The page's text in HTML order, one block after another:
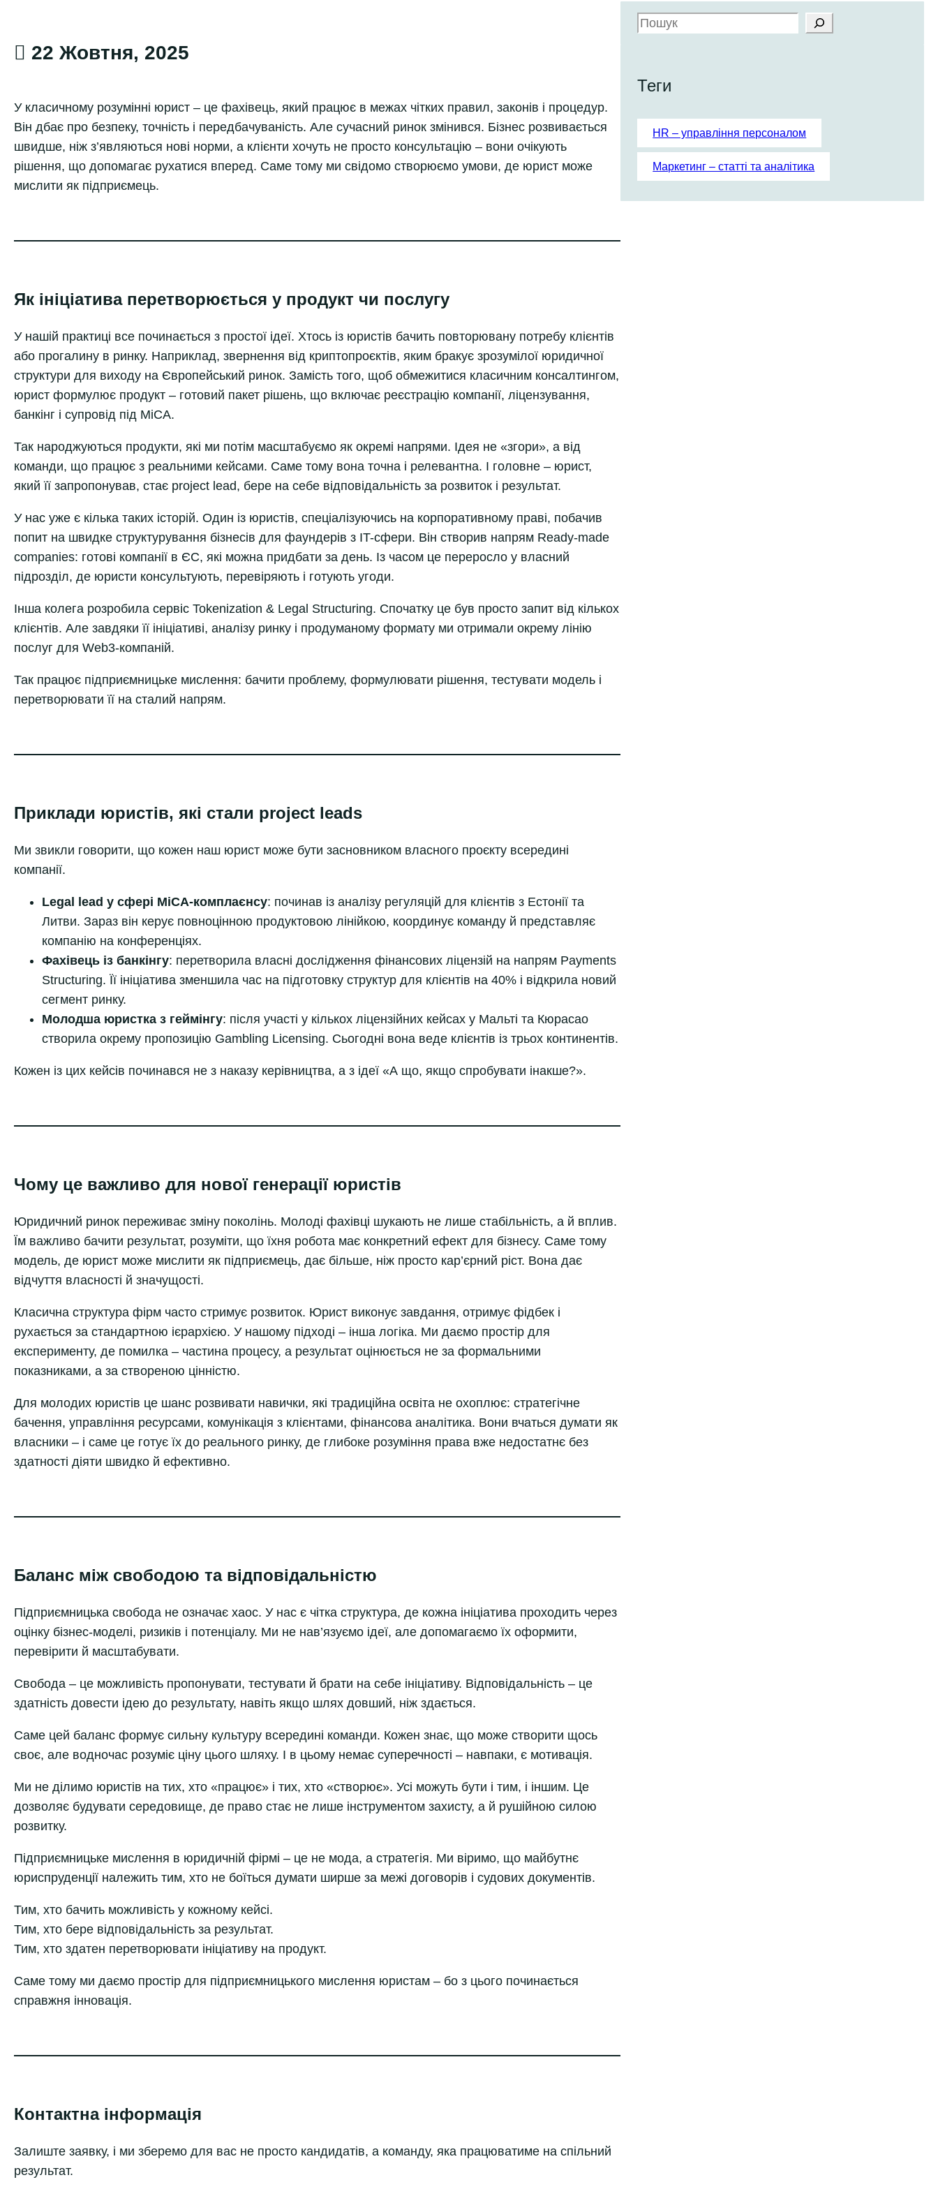
22 Жовтня, 2025
У класичному розумінні юрист – це фахівець, який працює в межах чітких правил, законів і процедур.
Він дбає про безпеку, точність і передбачуваність. Але сучасний ринок змінився. Бізнес розвивається
швидше, ніж з’являються нові норми, а клієнти хочуть не просто консультацію – вони очікують
рішення, що допомагає рухатися вперед. Саме тому ми свідомо створюємо умови, де юрист може
мислити як підприємець.
Як ініціатива перетворюється у продукт чи послугу
У нашій практиці все починається з простої ідеї. Хтось із юристів бачить повторювану потребу клієнтів
або прогалину в ринку. Наприклад, звернення від криптопроєктів, яким бракує зрозумілої юридичної
структури для виходу на Європейський ринок. Замість того, щоб обмежитися класичним консалтингом,
юрист формулює продукт – готовий пакет рішень, що включає реєстрацію компанії, ліцензування,
банкінг і супровід під MiCA.
Так народжуються продукти, які ми потім масштабуємо як окремі напрями. Ідея не «згори», а від
команди, що працює з реальними кейсами. Саме тому вона точна і релевантна. І головне – юрист,
який її запропонував, стає project lead, бере на себе відповідальність за розвиток і результат.
У нас уже є кілька таких історій. Один із юристів, спеціалізуючись на корпоративному праві, побачив
попит на швидке структурування бізнесів для фаундерів з IT-сфери. Він створив напрям Ready-made
companies: готові компанії в ЄС, які можна придбати за день. Із часом це переросло у власний
підрозділ, де юристи консультують, перевіряють і готують угоди.
Інша колега розробила сервіс Tokenization & Legal Structuring. Спочатку це був просто запит від кількох
клієнтів. Але завдяки її ініціативі, аналізу ринку і продуманому формату ми отримали окрему лінію
послуг для Web3-компаній.
Так працює підприємницьке мислення: бачити проблему, формулювати рішення, тестувати модель і
перетворювати її на сталий напрям.
Приклади юристів, які стали project leads
Ми звикли говорити, що кожен наш юрист може бути засновником власного проєкту всередині
компанії.
Legal lead у сфері MiCA-комплаєнсу: починав із аналізу регуляцій для клієнтів з Естонії та
Литви. Зараз він керує повноцінною продуктовою лінійкою, координує команду й представляє
компанію на конференціях.
Фахівець із банкінгу: перетворила власні дослідження фінансових ліцензій на напрям Payments
Structuring. Її ініціатива зменшила час на підготовку структур для клієнтів на 40% і відкрила новий
сегмент ринку.
Молодша юристка з геймінгу: після участі у кількох ліцензійних кейсах у Мальті та Кюрасао
створила окрему пропозицію Gambling Licensing. Сьогодні вона веде клієнтів із трьох континентів.
Кожен із цих кейсів починався не з наказу керівництва, а з ідеї «А що, якщо спробувати інакше?».
Чому це важливо для нової генерації юристів
Юридичний ринок переживає зміну поколінь. Молоді фахівці шукають не лише стабільність, а й вплив.
Їм важливо бачити результат, розуміти, що їхня робота має конкретний ефект для бізнесу. Саме тому
модель, де юрист може мислити як підприємець, дає більше, ніж просто кар’єрний ріст. Вона дає
відчуття власності й значущості.
Класична структура фірм часто стримує розвиток. Юрист виконує завдання, отримує фідбек і
рухається за стандартною ієрархією. У нашому підході – інша логіка. Ми даємо простір для
експерименту, де помилка – частина процесу, а результат оцінюється не за формальними
показниками, а за створеною цінністю.
Для молодих юристів це шанс розвивати навички, які традиційна освіта не охоплює: стратегічне
бачення, управління ресурсами, комунікація з клієнтами, фінансова аналітика. Вони вчаться думати як
власники – і саме це готує їх до реального ринку, де глибоке розуміння права вже недостатнє без
здатності діяти швидко й ефективно.
Баланс між свободою та відповідальністю
Підприємницька свобода не означає хаос. У нас є чітка структура, де кожна ініціатива проходить через
оцінку бізнес-моделі, ризиків і потенціалу. Ми не нав’язуємо ідеї, але допомагаємо їх оформити,
перевірити й масштабувати.
Свобода – це можливість пропонувати, тестувати й брати на себе ініціативу. Відповідальність – це
здатність довести ідею до результату, навіть якщо шлях довший, ніж здається.
Саме цей баланс формує сильну культуру всередині команди. Кожен знає, що може створити щось
своє, але водночас розуміє ціну цього шляху. І в цьому немає суперечності – навпаки, є мотивація.
Ми не ділимо юристів на тих, хто «працює» і тих, хто «створює». Усі можуть бути і тим, і іншим. Це
дозволяє будувати середовище, де право стає не лише інструментом захисту, а й рушійною силою
розвитку.
Підприємницьке мислення в юридичній фірмі – це не мода, а стратегія. Ми віримо, що майбутнє
юриспруденції належить тим, хто не боїться думати ширше за межі договорів і судових документів.
Тим, хто бачить можливість у кожному кейсі.
Тим, хто бере відповідальність за результат.
Тим, хто здатен перетворювати ініціативу на продукт.
Саме тому ми даємо простір для підприємницького мислення юристам – бо з цього починається
справжня інновація.
Контактна інформація
Залиште заявку, і ми зберемо для вас не просто кандидатів, а команду, яка працюватиме на спільний
результат.
S
r
h
Теги
HR – управління персоналом
Маркетинг – статті та аналітика